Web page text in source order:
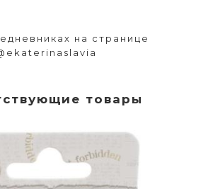
на странице
товары